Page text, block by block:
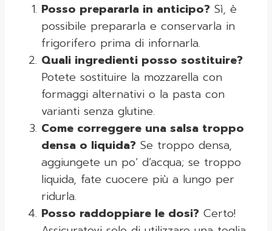
Posso prepararla in anticipo? Sì, è
possibile prepararla e conservarla in
frigorifero prima di infornarla.
Quali ingredienti posso sostituire?
Potete sostituire la mozzarella con
formaggi alternativi o la pasta con
varianti senza glutine.
Come correggere una salsa troppo
densa o liquida? Se troppo densa,
aggiungete un po’ d’acqua; se troppo
liquida, fate cuocere più a lungo per
ridurla.
Posso raddoppiare le dosi? Certo!